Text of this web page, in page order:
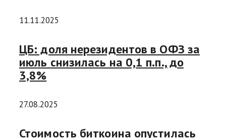
11.11.2025
ЦБ: доля нерезидентов в ОФЗ за
июль снизилась на 0,1 п.п., до
3,8%
27.08.2025
Стоимость биткоина опустилась